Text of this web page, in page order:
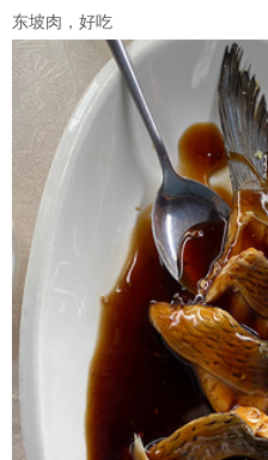
东坡肉，好吃